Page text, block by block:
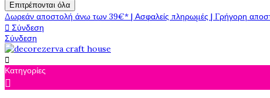
Επιτρέπονται όλα
Δωρεάν αποστολή άνω των 39€* | Ασφαλείς πληρωμές | Γρήγορη
 Σύνδεση
Σύνδεση

Κατηγορίες
